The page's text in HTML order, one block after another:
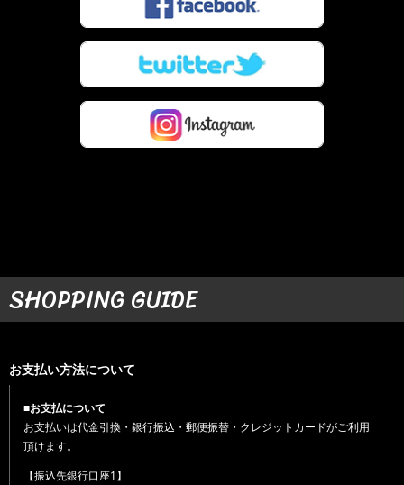
SHOPPING GUIDE
お支払い方法について
■お支払について
お支払いは代金引換・銀行振込・郵便振替・クレジットカードがご利用
頂けます。
【振込先銀行口座1】